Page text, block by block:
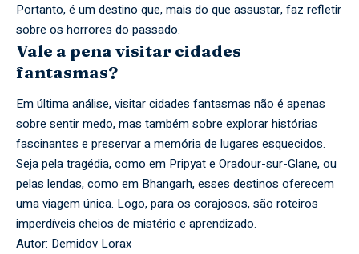
Portanto, é um destino que, mais do que assustar, faz refletir
sobre os horrores do passado.
Vale a pena visitar cidades
fantasmas?
Em última análise, visitar cidades fantasmas não é apenas
sobre sentir medo, mas também sobre explorar histórias
fascinantes e preservar a memória de lugares esquecidos.
Seja pela tragédia, como em Pripyat e Oradour-sur-Glane, ou
pelas lendas, como em Bhangarh, esses destinos oferecem
uma viagem única. Logo, para os corajosos, são roteiros
imperdíveis cheios de mistério e aprendizado.
Autor: Demidov Lorax